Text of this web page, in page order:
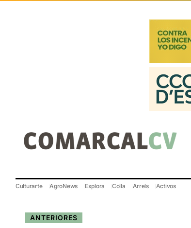
Culturarte AgroNews Explora Colla Arrels Activos
ANTERIORES